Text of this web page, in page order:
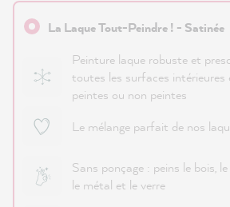
La Laque Tout-Peindre ! - Satinée
Peinture laque robuste et
toutes les surfaces intérieures
peintes ou non peintes
Le mélange parfait de nos
Sans ponçage : peins le bois,
le métal et le verre